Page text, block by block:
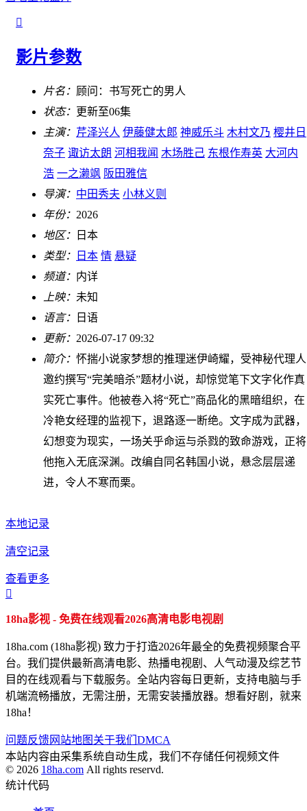

影片参数
片名： 顾问：书写死亡的男人
状态： 更新至06集
主演： 芹泽兴人 伊藤健太郎 神威乐斗 木村文乃 樱井日
奈子 诹访太朗 河相我闻 木场胜己 东根作寿英 大河内
浩 一之濑飒 阪田雅信
导演： 中田秀夫 小林义则
年份： 2026
地区：
日本
类型：
日本 情 悬疑
频道： 内详
上映： 未知
语言：
日语
更新： 2026-07-17 09:32
简介： 怀揣小说家梦想的推理迷伊崎耀，受神秘代理人
邀约撰写“完美暗杀”题材小说，却惊觉笔下文字化作真
实死亡事件。他被卷入将“死亡”商品化的黑暗组织，在
冷艳女经理的监视下，退路逐一断绝。文字成为武器，
幻想变为现实，一场关乎命运与杀戮的致命游戏，正将
他拖入无底深渊。改编自同名韩国小说，悬念层层递
进，令人不寒而栗。
本地记录
清空记录
查看更多

18ha影视 - 免费在线观看2026高清电影电视剧
18ha.com (18ha影视) 致力于打造2026年最全的免费视频聚合平
台。我们提供最新高清电影、热播电视剧、人气动漫及综艺节
目的在线观看与下载服务。全站内容每日更新，支持电脑与手
机端流畅播放，无需注册，无需安装播放器。想看好剧，就来
18ha！
问题反馈网站地图 关于我们 DMCA
本站内容由采集系统自动生成，我们不存储任何视频文件
© 2026 18ha.com All rights reservd.
统计代码